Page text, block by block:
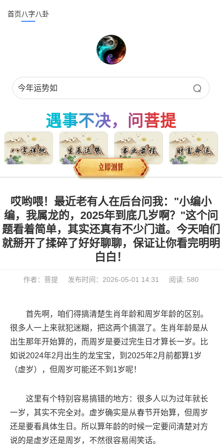
首页八字八卦
遇事不决，问菩提
哎哟喂！最近老有人在后台问我："小编小
编，我属龙的，2025年到底几岁啊？"这个问
题看着简单，其实还真有不少门道。今天咱们
就掰开了揉碎了好好聊聊，保证让你看完明明
白白！
作者：菩提 发布时间：2026-05-01 14:31 阅读: 580
首先啊，咱们得搞清楚生肖年龄和周岁年龄的区别。
很多人一上来就犯迷糊，把这两个搞混了。生肖年龄是从
出生那年开始算的，而周岁是要过完生日才算长一岁。比
如说2024年2月出生的龙宝宝，到2025年2月前都算1岁
（虚岁），但周岁可能还不到1岁呢！
这里有个特别容易搞错的地方：很多人以为过年就长
一岁，其实不完全对。虚岁确实是从春节开始算，但周岁
还是要看具体生日。所以算年龄的时候一定要问清楚对方
说的是虚岁还是周岁，不然很容易闹笑话。